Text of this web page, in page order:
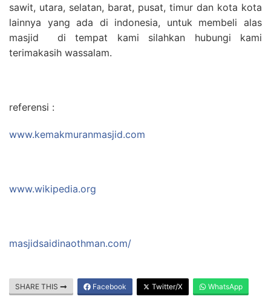
sawit, utara, selatan, barat, pusat, timur dan kota kota
lainnya yang ada di indonesia, untuk membeli alas
masjid di tempat kami silahkan hubungi kami
terimakasih wassalam.
referensi :
www.kemakmuranmasjid.com
www.wikipedia.org
masjidsaidinaothman.com/
SHARE THIS Facebook Twitter/X WhatsApp